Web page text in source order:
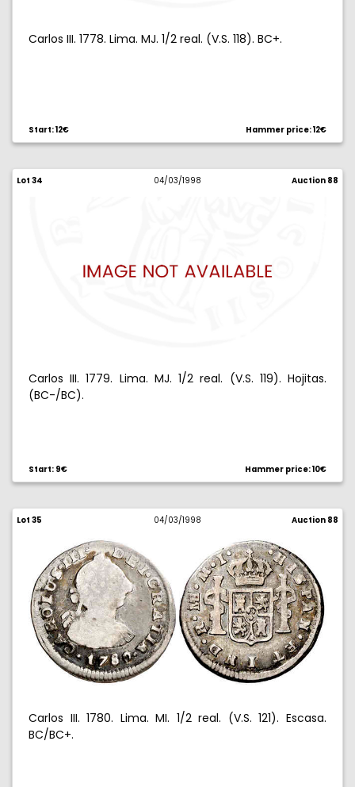
Carlos III. 1778. Lima. MJ. 1/2 real. (V.S. 118). BC+.
Start: 12€ Hammer price: 12€
Lot 34 04/03/1998 Auction 88
Carlos III. 1779. Lima. MJ. 1/2 real. (V.S. 119). Hojitas.
(BC-/BC).
Start: 9€ Hammer price: 10€
Lot 35 04/03/1998 Auction 88
Carlos III. 1780. Lima. MI. 1/2 real. (V.S. 121). Escasa.
BC/BC+.